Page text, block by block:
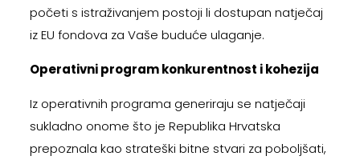
početi s istraživanjem postoji li dostupan natječaj
iz EU fondova za Vaše buduće ulaganje.
Operativni program konkurentnost i kohezija
Iz operativnih programa generiraju se natječaji
sukladno onome što je Republika Hrvatska
prepoznala kao strateški bitne stvari za poboljšati,